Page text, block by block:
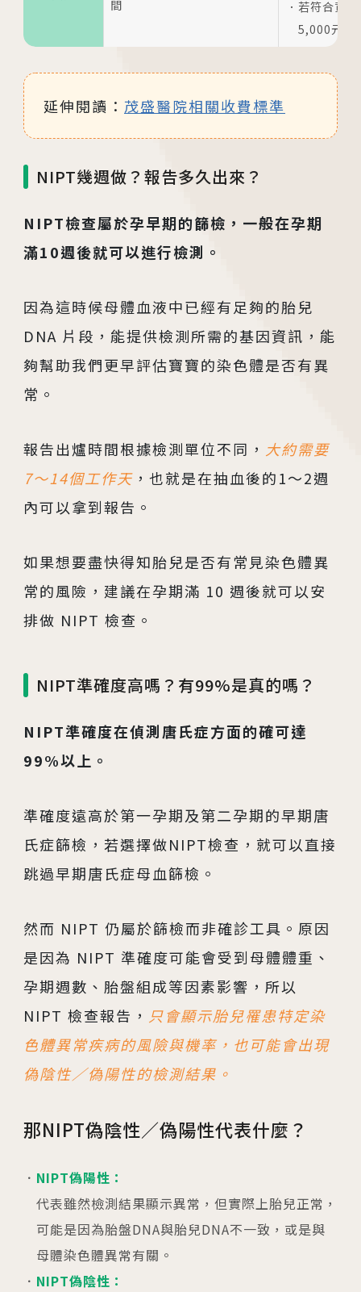
/Taipei
門診異動
台中總院 「婚後孕前健康檢查」、「生育力健
檢」、「婚前健康檢查」及「育兒健檢」門診表
2026.01.22
2026.01.01
相關網站
茂盛醫院生殖醫學中心
馨美美學診所
其他相關
聯絡我們
間
若符合資
5,000元的
延伸閱讀： 茂盛醫院相關收費標準
NIPT幾週做？報告多久出來？
NIPT檢查屬於孕早期的篩檢，一般在孕期
滿10週後就可以進行檢測。
因為這時候母體血液中已經有足夠的胎兒
DNA 片段，能提供檢測所需的基因資訊，能
夠幫助我們更早評估寶寶的染色體是否有異
常。
報告出爐時間根據檢測單位不同， 大約需要
7～14個工作天 ，也就是在抽血後的1～2週
內可以拿到報告。
如果想要盡快得知胎兒是否有常見染色體異
常的風險，建議在孕期滿 10 週後就可以安
排做 NIPT 檢查。
NIPT準確度高嗎？有99%是真的嗎？
NIPT準確度在偵測唐氏症方面的確可達
99%以上。
準確度遠高於第一孕期及第二孕期的早期唐
氏症篩檢，若選擇做NIPT檢查，就可以直接
跳過早期唐氏症母血篩檢。
然而 NIPT 仍屬於篩檢而非確診工具。原因
是因為 NIPT 準確度可能會受到母體體重、
孕期週數、胎盤組成等因素影響，所以
NIPT 檢查報告， 只會顯示胎兒罹患特定染
色體異常疾病的風險與機率，也可能會出現
偽陰性／偽陽性的檢測結果。
那NIPT偽陰性／偽陽性代表什麼？
NIPT偽陽性：
代表雖然檢測結果顯示異常，但實際上胎兒正常，
可能是因為胎盤DNA與胎兒DNA不一致，或是與
母體染色體異常有關。
NIPT偽陰性：